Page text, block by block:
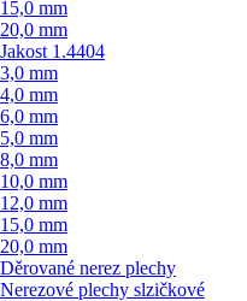
15,0 mm
20,0 mm
Jakost 1.4404
3,0 mm
4,0 mm
6,0 mm
5,0 mm
8,0 mm
10,0 mm
12,0 mm
15,0 mm
20,0 mm
Děrované nerez plechy
Nerezové plechy slzičkové